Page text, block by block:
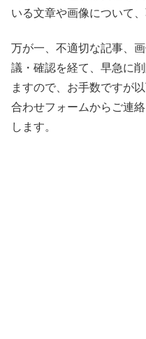
いる文章や画像について
万が一、不適切な記事、
議・確認を経て、早急に
ますので、お手数ですが
合わせフォームからご連
します。